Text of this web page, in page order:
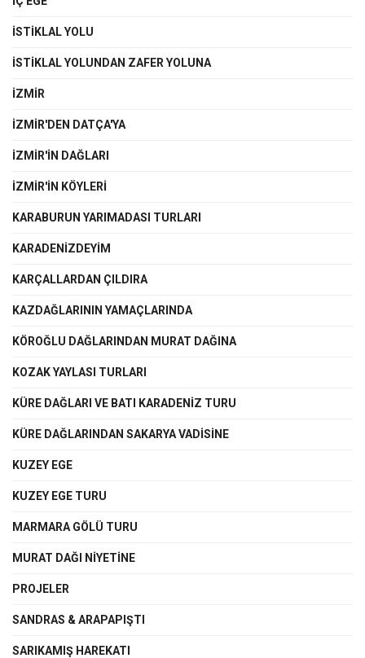
İSTIKLAL YOLU
ISTIKLAL YOLUNDAN ZAFER YOLUNA
İZMİR
İZMİR'DEN DATÇA'YA
İZMIR'IN DAĞLARI
İZMIR'IN KÖYLERI
KARABURUN YARIMADASI TURLARI
KARADENİZDEYİM
KARÇALLARDAN ÇILDIRA
KAZDAĞLARININ YAMAÇLARINDA
KÖROĞLU DAĞLARINDAN MURAT DAĞINA
KOZAK YAYLASI TURLARI
KÜRE DAĞLARI VE BATI KARADENİZ TURU
KÜRE DAĞLARINDAN SAKARYA VADİSİNE
KUZEY EGE
KUZEY EGE TURU
MARMARA GÖLÜ TURU
MURAT DAĞI NİYETİNE
PROJELER
SANDRAS & ARAPAPIŞTI
SARIKAMIŞ HAREKATI